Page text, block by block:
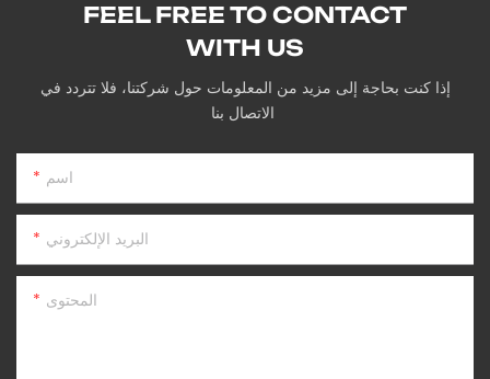
FEEL FREE TO CONTACT
WITH US
إذا كنت بحاجة إلى مزيد من المعلومات حول شركتنا، فلا تتردد في
اسم
البريد الإلكتروني
المحتوى